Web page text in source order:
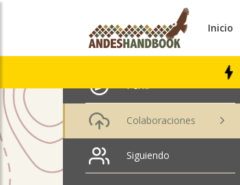
Inicio
Ro Catala
Perfil
Colaboraciones
Siguiendo